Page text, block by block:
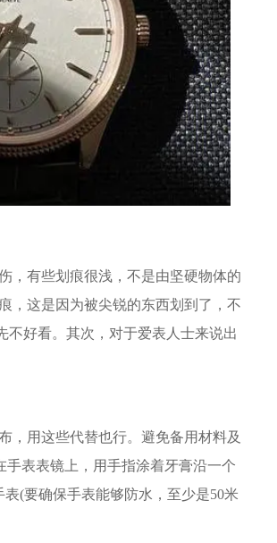
有些划痕很浅，不是由坚硬物体的
，这是因为被尖锐的东西划到了，不
好看。其次，对于爱表人士来说出
用这些代替也行。避免备用材料及
表表镜上，用手指涂着牙膏沿一个
(要确保手表能够防水，至少是50米